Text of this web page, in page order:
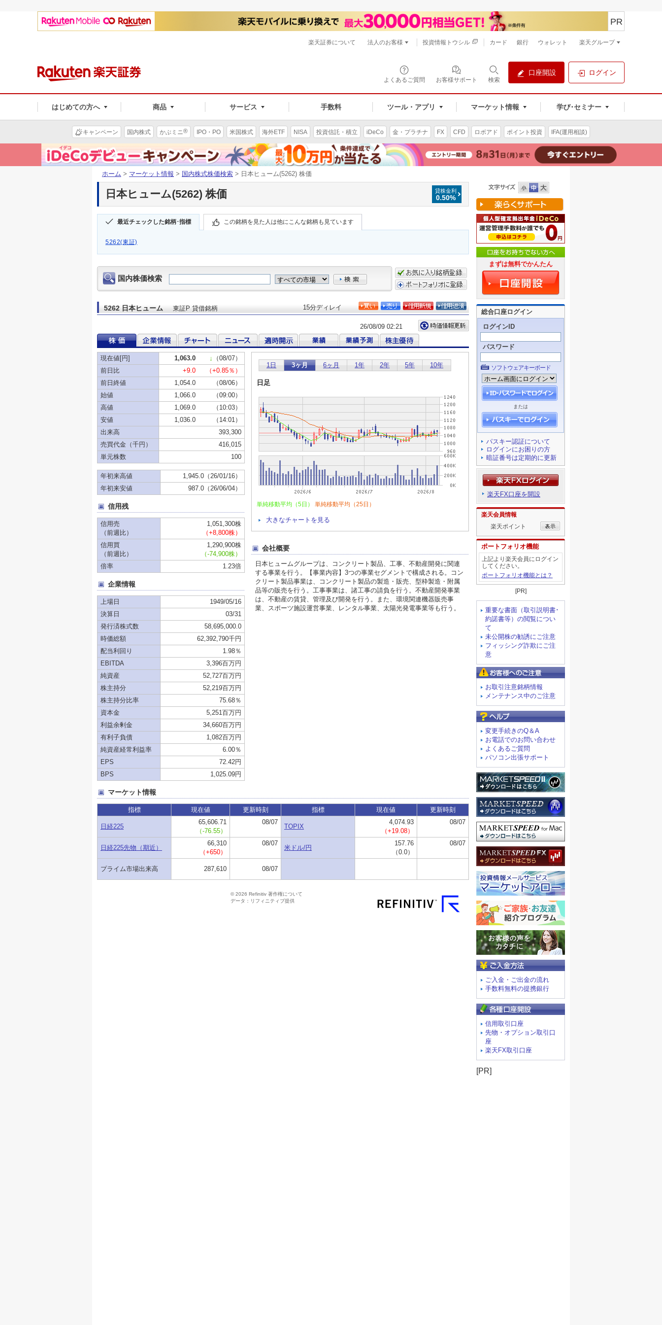
よくあるご質問 お客様サポート 検索
口座開設 ログイン
はじめての方へ 商品 サービス 手数料 ツール・アプリ マーケット情報 学び･セミナー
PR
楽天証券について 法人のお客様 投資情報トウシル カード 銀行 ウォレット 楽天グループ
キャンペーン 国内株式 かぶミニ® IPO・PO 米国株式 海外ETF NISA 投資信託・積立 iDeCo 金・プラチナ FX CFD ロボアド ポイント投資 IFA(運用相談)
ホーム > マーケット情報 > 国内株式株価検索 > 日本ヒューム(5262) 株価
貸株金利
0.50%
日本ヒューム(5262) 株価
最近チェックした銘柄･指標 この銘柄を見た人は他にこんな銘柄も見ています
5262(東証)
まずは無料でかんたん
総合口座ログイン
ログインID
パスワード
ソフトウェアキーボード
または
パスキー認証について
ログインにお困りの方
暗証番号は定期的に更新
楽天FX口座を開設
楽天会員情報
楽天ポイント
ポートフォリオ機能
上記より楽天会員にログイン
してください。
ポートフォリオ機能とは？
[PR]
重要な書面（取引説明書･
約諾書等）の閲覧につい
て
未公開株の勧誘にご注意
フィッシング詐欺にご注
意
お取引注意銘柄情報
メンテナンス中のご注意
変更手続きのQ＆A
お電話でのお問い合わせ
よくあるご質問
パソコン出張サポート
ご入金・ご出金の流れ
手数料無料の提携銀行
信用取引口座
先物・オプション取引口
座
楽天FX取引口座
[PR]